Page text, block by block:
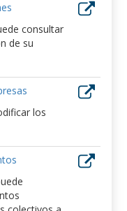
consultar
de su
los